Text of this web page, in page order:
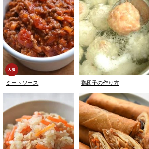
ミートソース 鶏団子の作り方